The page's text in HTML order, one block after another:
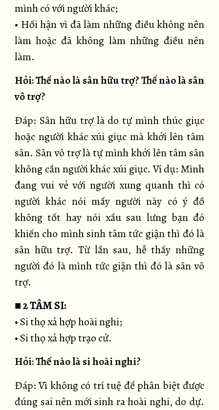
mình có với người khác;
• Hối hận vì đã làm những điều không nên
làm hoặc đã không làm những điều nên
làm.
Hỏi: Thế nào là sân hữu trợ? Thế nào là sân
vô trợ?
Đáp: Sân hữu trợ là do tự mình thúc giục
hoặc người khác xúi giục mà khởi lên tâm
sân. Sân vô trợ là tự mình khởi lên tâm sân
không cần người khác xúi giục. Ví dụ: Mình
đang vui vẻ với người xung quanh thì có
người khác nói mấy người này có ý đồ
không tốt hay nói xấu sau lưng bạn đó
khiến cho mình sinh tâm tức giận thì đó là
sân hữu trợ. Từ lần sau, hễ thấy những
người đó là mình tức giận thì đó là sân vô
trợ.
■ 2 TÂM SI:
• Si thọ xả hợp hoài nghi;
• Si thọ xả hợp trạo cử.
Hỏi: Thế nào là si hoài nghi?
Đáp: Vì không có trí tuệ để phân biệt được
đúng sai nên mới sinh ra hoài nghi, do dự.